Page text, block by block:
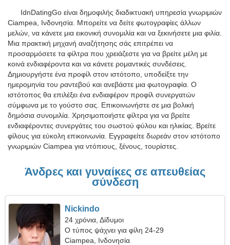
IdnDatingGo είναι δημοφιλής διαδικτυακή υπηρεσία γνωριμιών
Ciampea, Ινδονησία. Μπορείτε να δείτε φωτογραφίες άλλων
μελών, να κάνετε μια εικονική συνομιλία και να ξεκινήσετε μια φιλία.
Μια πρακτική μηχανή αναζήτησης σάς επιτρέπει να
προσαρμόσετε τα φίλτρα που χρειάζεστε για να βρείτε μέλη με
κοινά ενδιαφέροντα και να κάνετε ρομαντικές συνδέσεις.
Δημιουργήστε ένα προφίλ στον ιστότοπο, υποδείξτε την
ημερομηνία του ραντεβού και ανεβάστε μια φωτογραφία. Ο
ιστότοπος θα επιλέξει ένα ενδιαφέρον προφίλ συνεργατών
σύμφωνα με το γούστο σας. Επικοινωνήστε σε μια βολική
δημόσια συνομιλία. Χρησιμοποιήστε φίλτρα για να βρείτε
ενδιαφέροντες συνεργάτες του σωστού φύλου και ηλικίας. Βρείτε
φίλους για εύκολη επικοινωνία. Εγγραφείτε δωρεάν στον ιστότοπο
γνωριμιών Ciampea για ντόπιους, ξένους, τουρίστες.
Άνδρες και γυναίκες σε απευθείας
σύνδεση
Nickindo
24 χρόνια, Δίδυμοι
Ο τύπος ψάχνει για φίλη 24-29
Ciampea, Ινδονησία